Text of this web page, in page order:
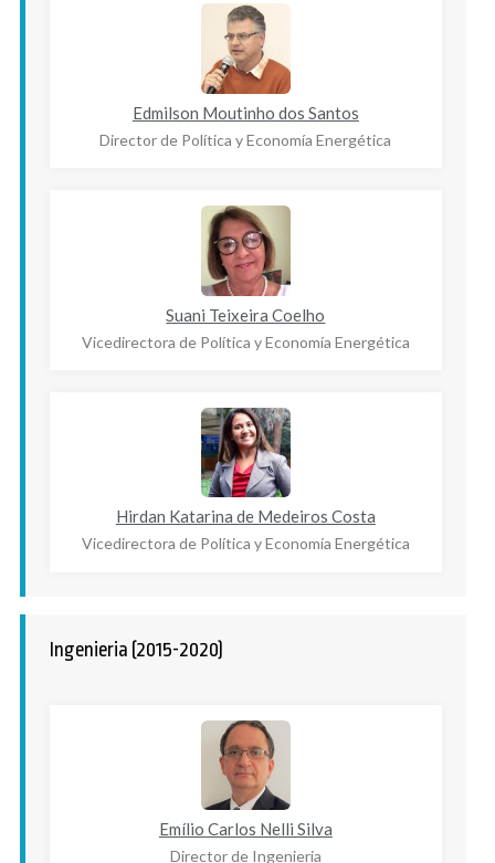
Edmilson Moutinho dos Santos
Director de Política y Economía Energética
Suani Teixeira Coelho
Vicedirectora de Política y Economía Energética
Hirdan Katarina de Medeiros Costa
Vicedirectora de Política y Economía Energética
Ingenieria (2015-2020)
Emílio Carlos Nelli Silva
Director de Ingenieria